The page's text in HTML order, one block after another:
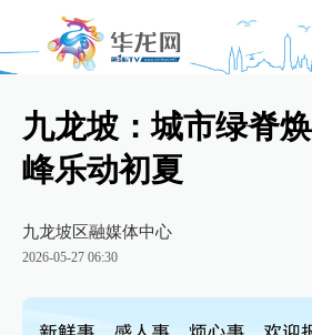
九龙坡：城市绿脊
峰乐动初夏
九龙坡区融媒体中心
2026-05-27 06:30